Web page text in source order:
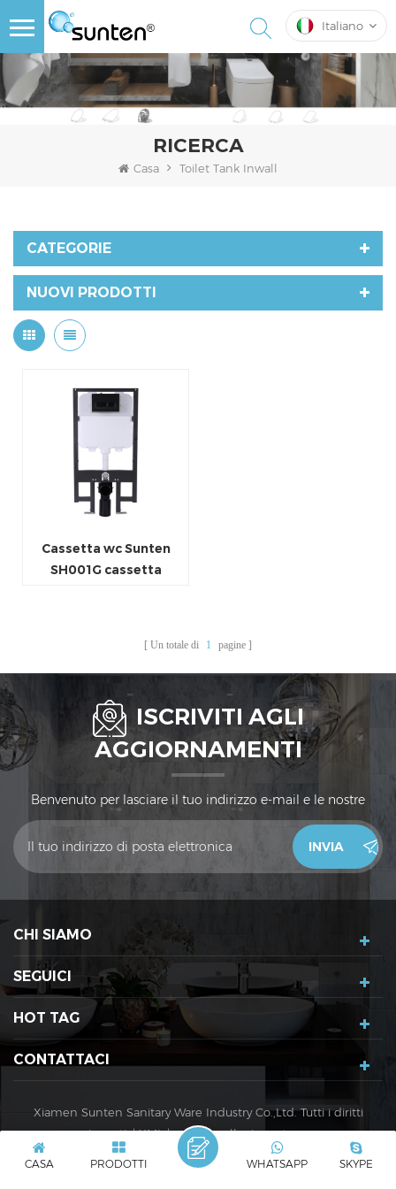
Italiano
RICERCA
Casa Toilet Tank Inwall
CATEGORIE
NUOVI PRODOTTI
Cassetta wc Sunten
SH001G cassetta
Un totale di 1 pagine
ISCRIVITI AGLI
AGGIORNAMENTI
Benvenuto per lasciare il tuo indirizzo e-mail e le nostre
vendite ti contatteranno entro 24 ore. Grazie!
CHI SIAMO
SEGUICI
HOT TAG
CONTATTACI
Xiamen Sunten Sanitary Ware Industry Co.,Ltd. Tutti i diritti
riservati. |XML|politica sulla riservatezza
Rete IPv6 supportata
CASA PRODOTTI SKYPE
WHATSAPP